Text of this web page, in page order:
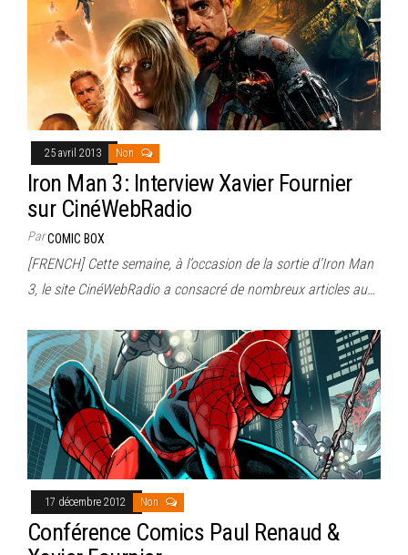
25 avril 2013 Non
Iron Man 3: Interview Xavier Fournier
sur CinéWebRadio
ParCOMIC BOX
[FRENCH] Cette semaine, à l’occasion de la sortie d’Iron Man
3, le site CinéWebRadio a consacré de nombreux articles au…
17 décembre 2012 Non
Conférence Comics Paul Renaud &